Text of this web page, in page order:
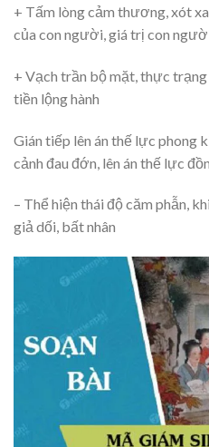
+ Tấm lòng cảm thương, xót
của con người, giá trị con
+ Vạch trần bộ mặt, thực
tiền lộng hành
Gián tiếp lên án thế lực phong
cảnh đau đớn, lên án thế lực
– Thể hiện thái độ căm phẫn,
giả dối, bất nhân